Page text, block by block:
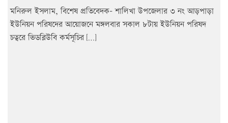
মনিরুল ইসলাম, বিশেষ প্রতিবেদক- শালিখা উপজেলার ৩ নং আড়পাড়া
ইউনিয়ন পরিষদের আয়োজনে মঙ্গলবার সকাল ৮টায় ইউনিয়ন পরিষদ
চত্বরে ভিডব্লিউবি কর্মসূচির […]